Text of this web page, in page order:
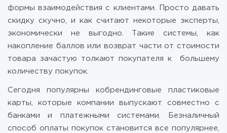
формы взаимодействия с клиентами. Просто давать
скидку скучно, и как считают некоторые эксперты,
экономически не выгодно. Такие системы, как
накопление баллов или возврат части от стоимости
товара зачастую толкают покупателя к большему
количеству покупок.
Сегодня популярны кобрендинговые пластиковые
карты, которые компании выпускают совместно с
банками и платежными системами. Безналичный
способ оплаты покупок становится все популярнее,